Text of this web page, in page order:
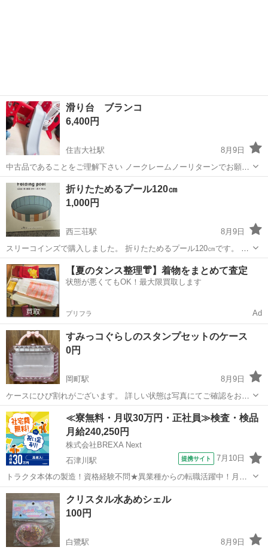
滑り台 ブランコ
6,400円
住吉大社駅
8月9日
中古品であることをご理解下さい ノークレームノーリターンでお願い
します
大阪 大阪市 住吉大社駅 その他
折りたためるプール120㎝
1,000円
西三荘駅
8月9日
スリーコインズで購入しました。 折りたためるプール120㎝です。 数
年前に購入しましたが、使用せず保管しておりました。 いかなる理由
であっても返品返金は対応しておりません。 早めに引き取りにしてく
ださる方、大歓迎です。 最...
大阪 門真市 西三荘駅 その他
【夏のタンス整理👘】着物をまとめて査定
状態が悪くてもOK！最大限買取します
プリフラ Ad
すみっコぐらしのスタンプセットのケース
0円
岡町駅
8月9日
ケースにひび割れがございます。 詳しい状態は写真にてご確認をお願
いいたします。 無料
大阪 豊中市 岡町駅 その他
≪寮無料・月収30万円・正社員≫検査・検品
月給240,250円
株式会社BREXA Next
石津川駅
提携サイト 7月10日
トラクタ本体の製造！資格経験不問★異業種からの転職活躍中！月収
例29万円以上！生活支援物資事前対応可◎即日入寮OK！寮費はずっと
無料＆備品付き1R寮完備！赴任旅費会社負担！工場まで無料送迎あり
◎《大阪府堺市》 人気の工場の...
大阪 堺市 石津川駅 その他
クリスタル水あめシェル
100円
白鷺駅
8月9日